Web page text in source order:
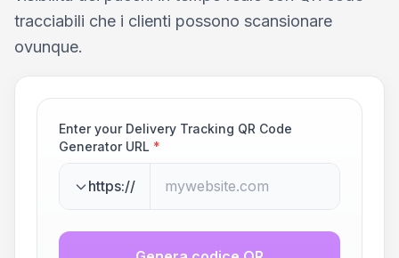
tracciabili che i clienti possono scansionare
ovunque.
Enter your Delivery Tracking QR Code
Generator URL *
https://